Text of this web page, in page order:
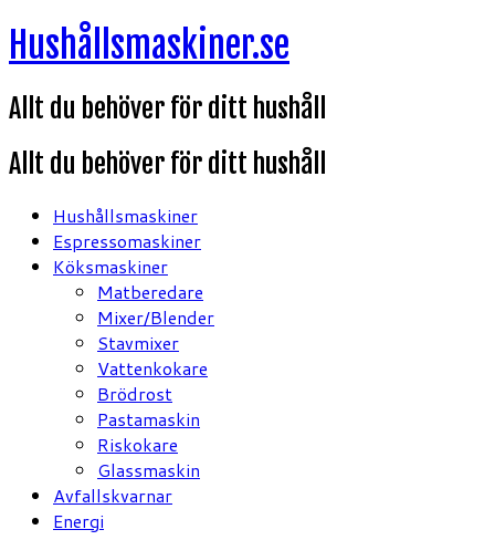
Hoppa
till
Hushållsmaskiner.se
Allt du behöver för ditt hushåll
Allt du behöver för ditt hushåll
Hushållsmaskiner
Espressomaskiner
Köksmaskiner
Matberedare
Mixer/Blender
Stavmixer
Vattenkokare
Brödrost
Pastamaskin
Riskokare
Glassmaskin
Avfallskvarnar
Energi